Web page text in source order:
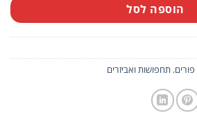
הוספה לסל
פורים, תחפושות ואביזרים